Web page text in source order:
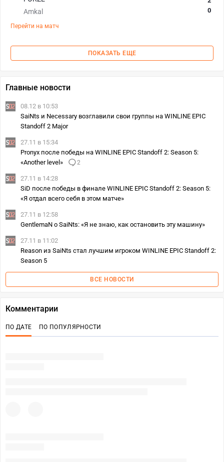
Amkal
0
Перейти на матч
ПОКАЗАТЬ ЕЩЕ
Главные новости
08.12 в 10:53
SaiNts и Necessary возглавили свои группы на WINLINE EPIC
Standoff 2 Major
27.11 в 15:34
Pronyx после победы на WINLINE EPIC Standoff 2: Season 5:
«Another level»
2
27.11 в 14:28
SiD после победы в финале WINLINE EPIC Standoff 2: Season 5:
«Я отдал всего себя в этом матче»
27.11 в 12:58
GentlemaN о SaiNts: «Я не знаю, как остановить эту машину»
27.11 в 11:02
Reason из SaiNts стал лучшим игроком WINLINE EPIC Standoff 2:
Season 5
ВСЕ НОВОСТИ
Комментарии
ПО ДАТЕ ПО ПОПУЛЯРНОСТИ